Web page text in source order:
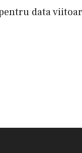
data